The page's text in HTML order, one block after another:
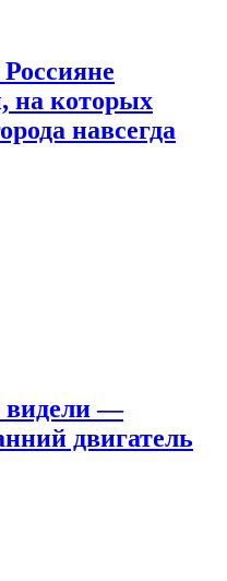
на которых
навсегда
видели —
двигатель